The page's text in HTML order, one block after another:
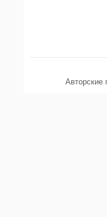
Авторские